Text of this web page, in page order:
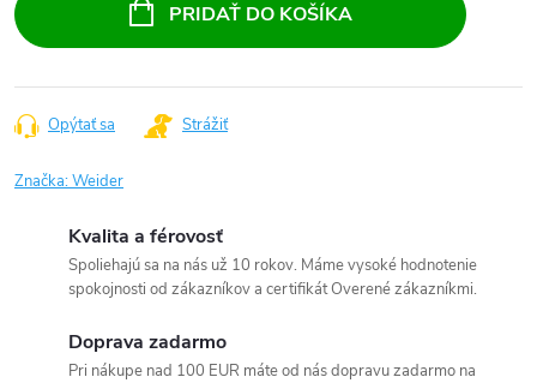
PRIDAŤ DO KOŠÍKA
Opýtať sa Strážiť
Značka:Weider
Kvalita a férovosť
Spoliehajú sa na nás už 10 rokov. Máme vysoké hodnotenie
spokojnosti od zákazníkov a certifikát Overené zákazníkmi.
Doprava zadarmo
Pri nákupe nad 100 EUR máte od nás dopravu zadarmo na